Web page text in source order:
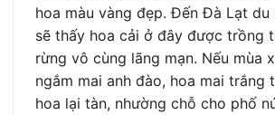
hoa màu vàng đẹp. Đến Đà Lạt du
sẽ thấy hoa cải ở đây được trồng
rừng vô cùng lãng mạn. Nếu mùa
ngắm mai anh đào, hoa mai trắng
hoa lại tàn, nhường chỗ cho phố